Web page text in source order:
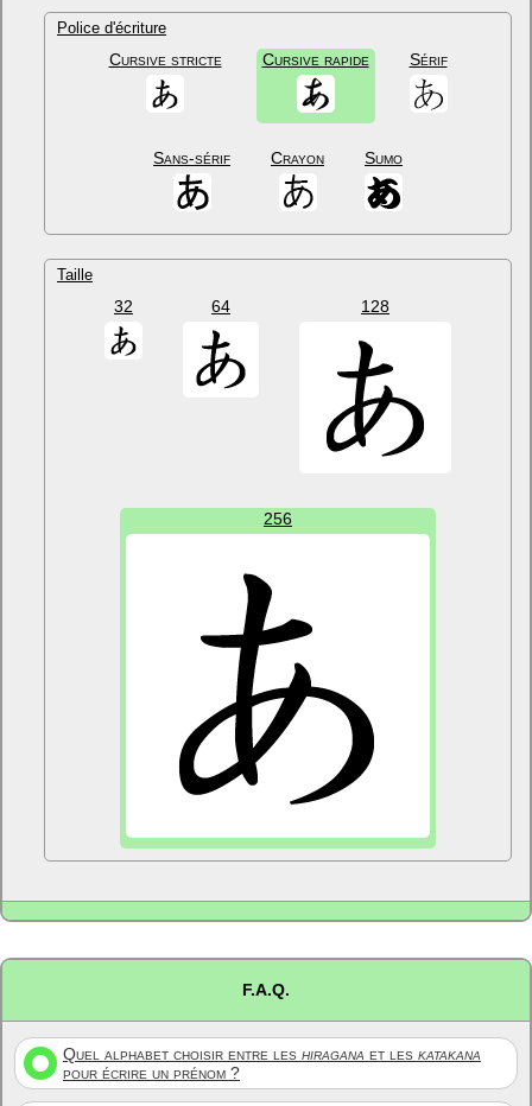
Police d'écriture
Cursive stricte Cursive rapide Sérif
Sans-sérif Crayon Sumo
Taille
32 64 128
256
F.A.Q.
Quel alphabet choisir entre les hiragana et les katakana
pour écrire un prénom ?